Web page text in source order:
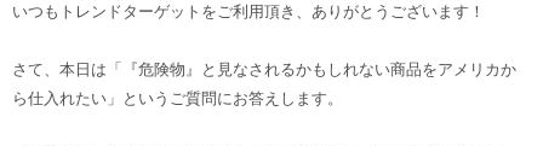
いつもトレンドターゲットをご利用頂き、ありがとうございます！
さて、本日は「『危険物』と見なされるかもしれない商品をアメリカか
ら仕入れたい」というご質問にお答えします。